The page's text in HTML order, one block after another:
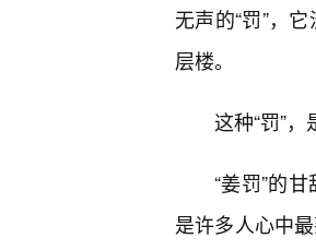
无声的“罚”，
层楼。
这种“罚”
“姜罚”的
是许多人心中